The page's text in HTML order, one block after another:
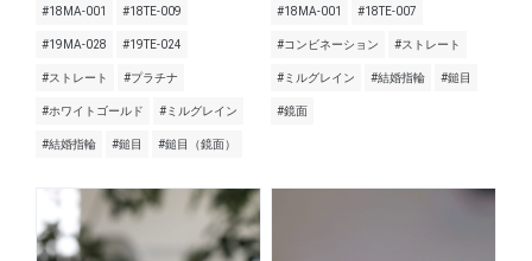
#18MA-001 #18TE-009
#19MA-028 #19TE-024
#ストレート #プラチナ
#ホワイトゴールド #ミルグレイン
#結婚指輪 #鎚目 #鎚目（鏡面）
#18MA-001 #18TE-007
#コンビネーション #ストレート
#ミルグレイン #結婚指輪 #鎚目
#鏡面